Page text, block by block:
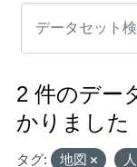
2 件のデー
かりました
タグ: 地図